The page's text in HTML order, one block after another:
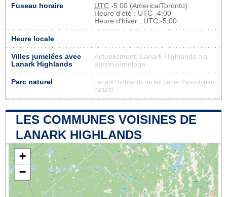
Fuseau horaire UTC -5:00 (America/Toronto)
Heure d'été : UTC -4:00
Heure d'hiver : UTC -5:00
Heure locale
Villes jumelées avec
Lanark Highlands
Actuellement, Lanark Highlands n'a
aucun jumelage
Parc naturel
Lanark Highlands ne fait partie d'aucun parc
naturel
LES COMMUNES VOISINES DE
LANARK HIGHLANDS
+
−